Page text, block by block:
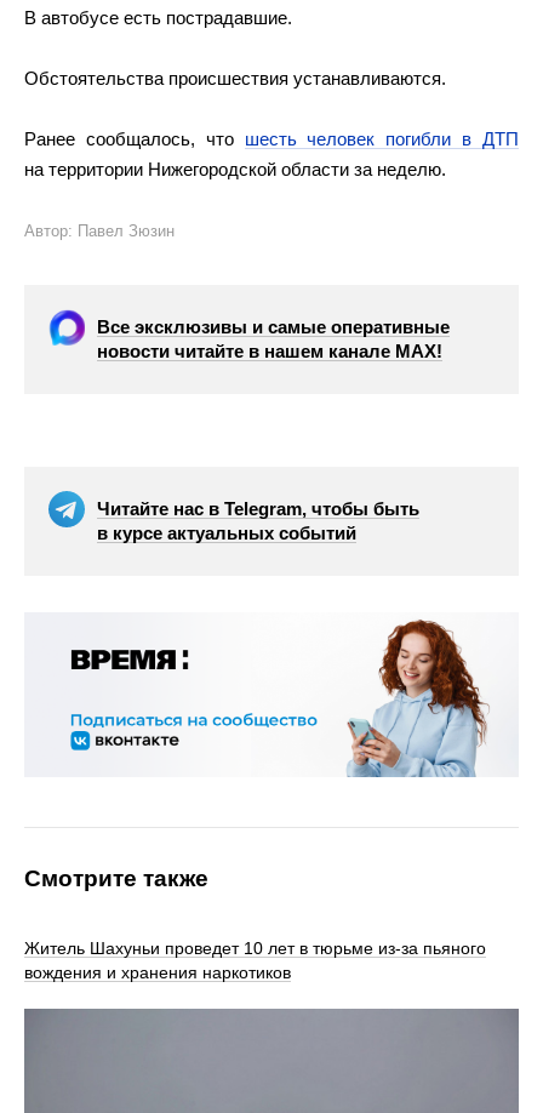
В автобусе есть пострадавшие.
Обстоятельства происшествия устанавливаются.
Ранее сообщалось, что шесть человек погибли в ДТП
на территории Нижегородской области за неделю.
Автор: Павел Зюзин
Все эксклюзивы и самые оперативные
новости читайте в нашем канале МАХ!
Читайте нас в Telegram, чтобы быть
в курсе актуальных событий
Смотрите также
Житель Шахуньи проведет 10 лет в тюрьме из-за пьяного
вождения и хранения наркотиков